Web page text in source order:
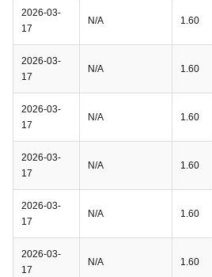
2026-03-
17
N/A 1.60
2026-03-
17
N/A 1.60
2026-03-
17
N/A 1.60
2026-03-
17
N/A 1.60
2026-03-
17
N/A 1.60
2026-03-
17
N/A 1.60